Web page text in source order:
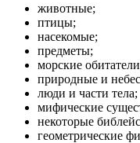
животные;
птицы;
насекомые;
предметы;
морские
природные и
люди и части тела;
мифические
некоторые
геометрические